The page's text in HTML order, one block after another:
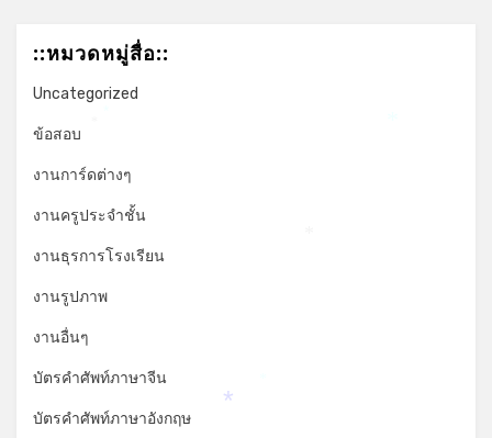
::หมวดหมู่สื่อ::
Uncategorized
ข้อสอบ
งานการ์ดต่างๆ
งานครูประจำชั้น
งานธุรการโรงเรียน
งานรูปภาพ
งานอื่นๆ
บัตรคำศัพท์ภาษาจีน
บัตรคำศัพท์ภาษาอังกฤษ *